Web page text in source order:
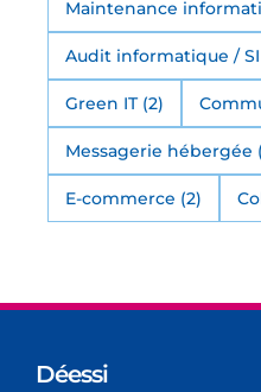
Maintenance
Audit informatique / SI
Green IT (2)
Messagerie hébergée
E-commerce (2)
Déessi